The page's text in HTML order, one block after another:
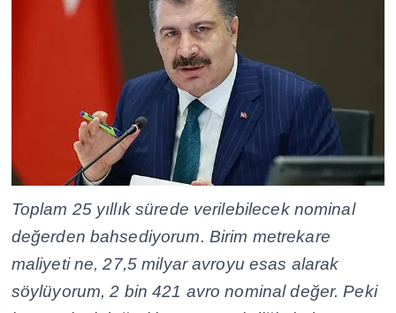
Toplam 25 yıllık sürede verilebilecek nominal
değerden bahsediyorum. Birim metrekare
maliyeti ne, 27,5 milyar avroyu esas alarak
söylüyorum, 2 bin 421 avro nominal değer. Peki